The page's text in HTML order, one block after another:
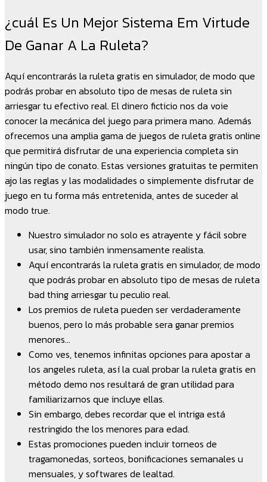
¿cuál Es Un Mejor Sistema Em Virtude
De Ganar A La Ruleta?
Aquí encontrarás la ruleta gratis en simulador, de modo que
podrás probar en absoluto tipo de mesas de ruleta sin
arriesgar tu efectivo real. El dinero ficticio nos da voie
conocer la mecánica del juego para primera mano. Además
ofrecemos una amplia gama de juegos de ruleta gratis online
que permitirá disfrutar de una experiencia completa sin
ningún tipo de conato. Estas versiones gratuitas te permiten
ajo las reglas y las modalidades o simplemente disfrutar de
juego en tu forma más entretenida, antes de suceder al
modo true.
Nuestro simulador no solo es atrayente y fácil sobre
usar, sino también inmensamente realista.
Aquí encontrarás la ruleta gratis en simulador, de modo
que podrás probar en absoluto tipo de mesas de ruleta
bad thing arriesgar tu peculio real.
Los premios de ruleta pueden ser verdaderamente
buenos, pero lo más probable sera ganar premios
menores…
Como ves, tenemos infinitas opciones para apostar a
los angeles ruleta, así la cual probar la ruleta gratis en
método demo nos resultará de gran utilidad para
familiarizarnos que incluye ellas.
Sin embargo, debes recordar que el intriga está
restringido the los menores para edad.
Estas promociones pueden incluir torneos de
tragamonedas, sorteos, bonificaciones semanales u
mensuales, y softwares de lealtad.